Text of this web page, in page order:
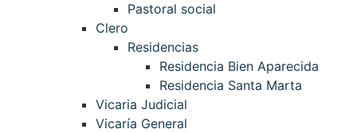
Pastoral social
Clero
Residencias
Residencia Bien Aparecida
Residencia Santa Marta
Vicaria Judicial
Vicaría General